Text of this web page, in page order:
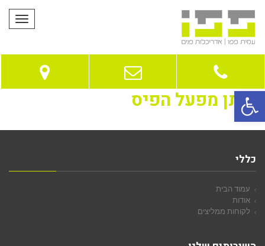
פתח סרגל נגישות
ביתן מפעל הפיס
כללי
עמוד הבית
אודות
לקוחות ממליצים